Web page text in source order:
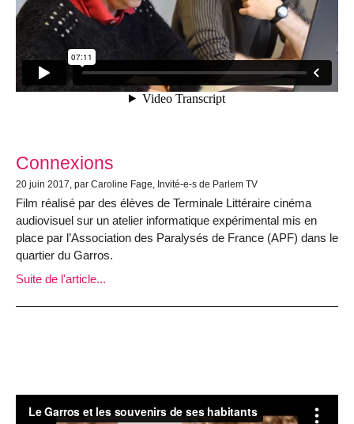
Connexions
20 juin 2017, par Caroline Fage, Invité-e-s de Parlem TV
Film réalisé par des élèves de Terminale Littéraire cinéma
audiovisuel sur un atelier informatique expérimental mis en
place par l’Association des Paralysés de France (APF) dans le
quartier du Garros.
Suite de l'article...